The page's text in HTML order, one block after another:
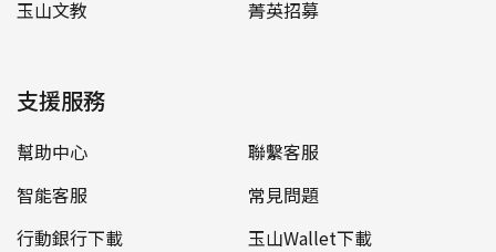
玉山文教
菁英招募
支援服務
幫助中心
聯繫客服
智能客服
常見問題
行動銀行下載
玉山Wallet下載